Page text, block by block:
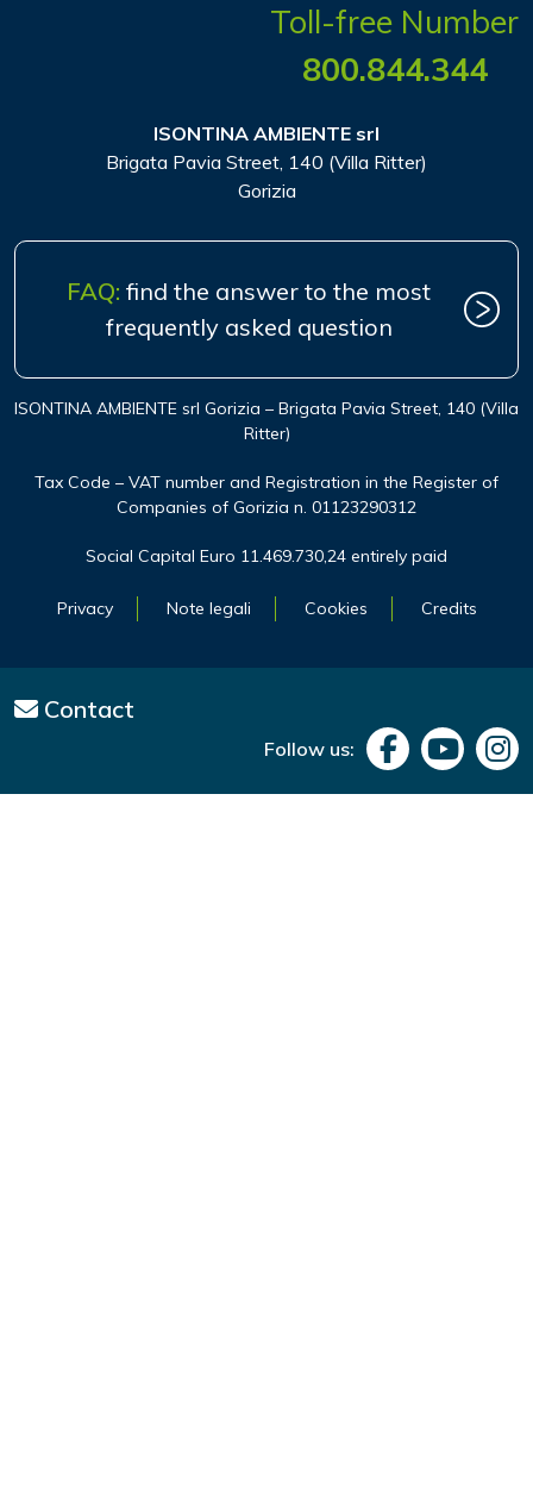
Toll-free Number
800.844.344
ISONTINA AMBIENTE srl
Brigata Pavia Street, 140 (Villa Ritter)
Gorizia
FAQ: find the answer to the most
frequently asked question
ISONTINA AMBIENTE srl Gorizia – Brigata Pavia Street, 140 (Villa
Ritter)
Tax Code – VAT number and Registration in the Register of
Companies of Gorizia n. 01123290312
Social Capital Euro 11.469.730,24 entirely paid
Privacy Note legali Cookies Credits
Contact
Follow us: